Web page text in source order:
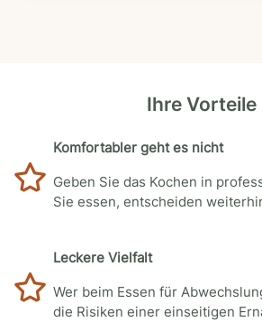
Ihre Vorteile
Komfortabler geht es nicht
Geben Sie das Kochen in
Sie essen, entscheiden
Leckere Vielfalt
Wer beim Essen für
die Risiken einer einseitigen